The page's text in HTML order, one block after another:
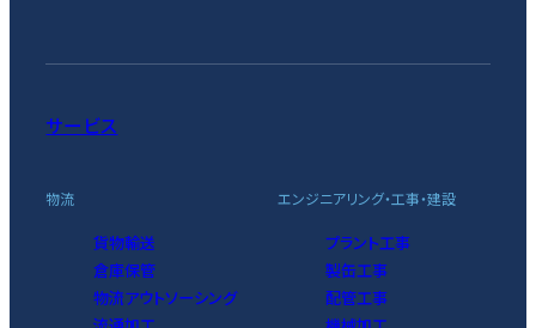
サービス
物流
貨物輸送
倉庫保管
物流アウトソーシング
エンジニアリング・工事・建設
プラント工事
製缶工事
配管工事